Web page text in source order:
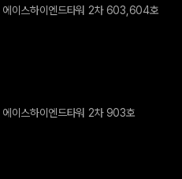
에이스하이엔드타워 2차 603,604호
이스하이엔드타워 2차 903호